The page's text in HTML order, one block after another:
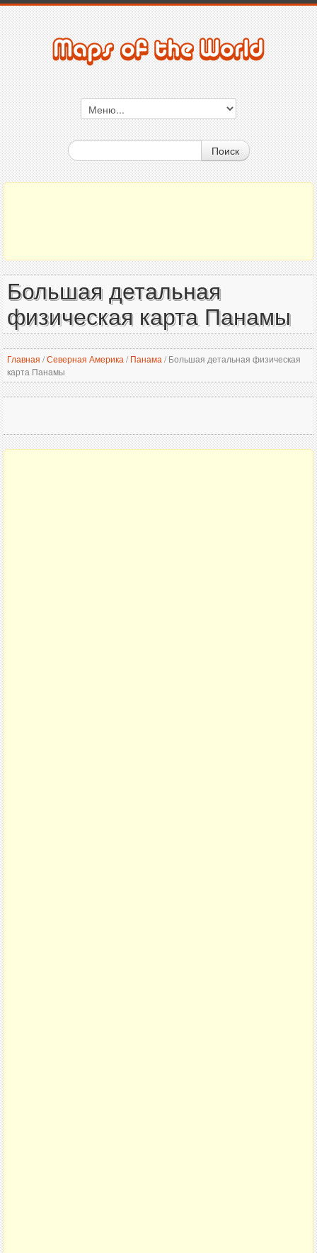
Поиск
Большая детальная
физическая карта Панамы
Главная /Северная Америка / Панама /Большая детальная физическая
карта Панамы